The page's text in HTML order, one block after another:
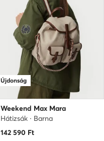
Újdonság
Weekend Max Mara
Hátizsák · Barna
142 590 Ft